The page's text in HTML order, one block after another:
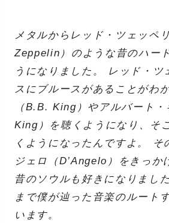
メタルからレッド・ツェッペ
Zeppelin）のような昔のハー
うになりました。 レッド・ツ
スにブルースがあることがわ
（B.B. King）やアルバート
King）を聴くようになり、そ
くようになったんですよ。 そ
ジェロ（D’Angelo）をきっか
昔のソウルも好きになりまし
まで僕が辿った音楽のルート
います。